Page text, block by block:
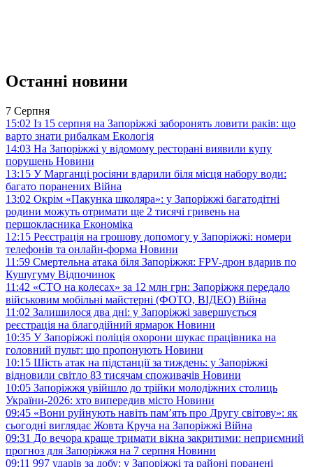
Останні новини
7 Серпня
15:02 Із 15 серпня на Запоріжжі заборонять ловити раків: що
варто знати рибалкам Екологія
14:03 На Запоріжжі у відомому ресторані виявили купу
порушень Новини
13:15 У Марганці росіяни вдарили біля місця набору води:
багато поранених Війна
13:02 Окрім «Пакунка школяра»: у Запоріжжі багатодітні
родини можуть отримати ще 2 тисячі гривень на
першокласника Економіка
12:15 Реєстрація на грошову допомогу у Запоріжжі: номери
телефонів та онлайн-форма Новини
11:59 Смертельна атака біля Запоріжжя: FPV-дрон вдарив по
Кушугуму Відпочинок
11:42 «СТО на колесах» за 12 млн грн: Запоріжжя передало
військовим мобільні майстерні (ФОТО, ВІДЕО) Війна
11:02 Залишилося два дні: у Запоріжжі завершується
реєстрація на благодійний ярмарок Новини
10:35 У Запоріжжі поліція охорони шукає працівника на
головний пульт: що пропонують Новини
10:15 Шість атак на підстанції за тиждень: у Запоріжжі
відновили світло 83 тисячам споживачів Новини
10:05 Запоріжжя увійшло до трійки молодіжних столиць
України-2026: хто випередив місто Новини
09:45 «Вони руйнують навіть пам’ять про Другу світову»: як
сьогодні виглядає Жовта Круча на Запоріжжі Війна
09:31 До вечора краще тримати вікна закритими: неприємний
прогноз для Запоріжжя на 7 серпня Новини
09:11 997 ударів за добу: у Запоріжжі та районі поранені